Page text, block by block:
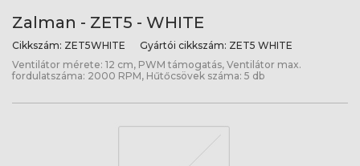
Zalman - ZET5 - WHITE
Cikkszám: ZET5WHITE Gyártói cikkszám: ZET5 WHITE
Ventilátor mérete: 12 cm, PWM támogatás, Ventilátor max.
fordulatszáma: 2000 RPM, Hűtőcsövek száma: 5 db